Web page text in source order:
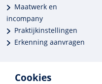
Cookies
Maatwerk en
incompany
Praktijkinstellingen
Erkenning aanvragen